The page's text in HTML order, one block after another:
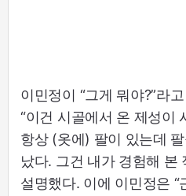
이민정이 “그게 뭐야?”라
“이건 시골에서 온 제성이
항상 (옷에) 팔이 있는데
났다. 그건 내가 경험해 본
설명했다. 이에 이민정은